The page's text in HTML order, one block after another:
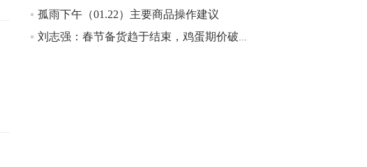
【研报精选】国内期货机构对8月5日的原
油期货走势预测
孤雨下午（01.22）主要商品操作建议
刘志强：春节备货趋于结束，鸡蛋期价破位下行